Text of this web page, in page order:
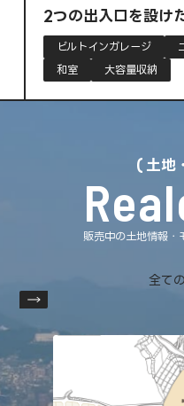
2つの出入口を設けた、
ビルトインガレージ 二階建
大容量収納
土地
販売中の土地情報・
全て